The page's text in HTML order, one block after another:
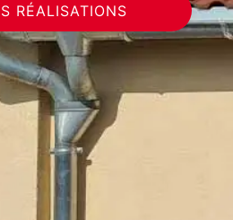
RÉALISATIONS